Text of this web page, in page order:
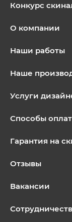
Конкурс
О компании
Наши работы
Наше
Услуги
Способы
Гарантия на
Отзывы
Вакансии